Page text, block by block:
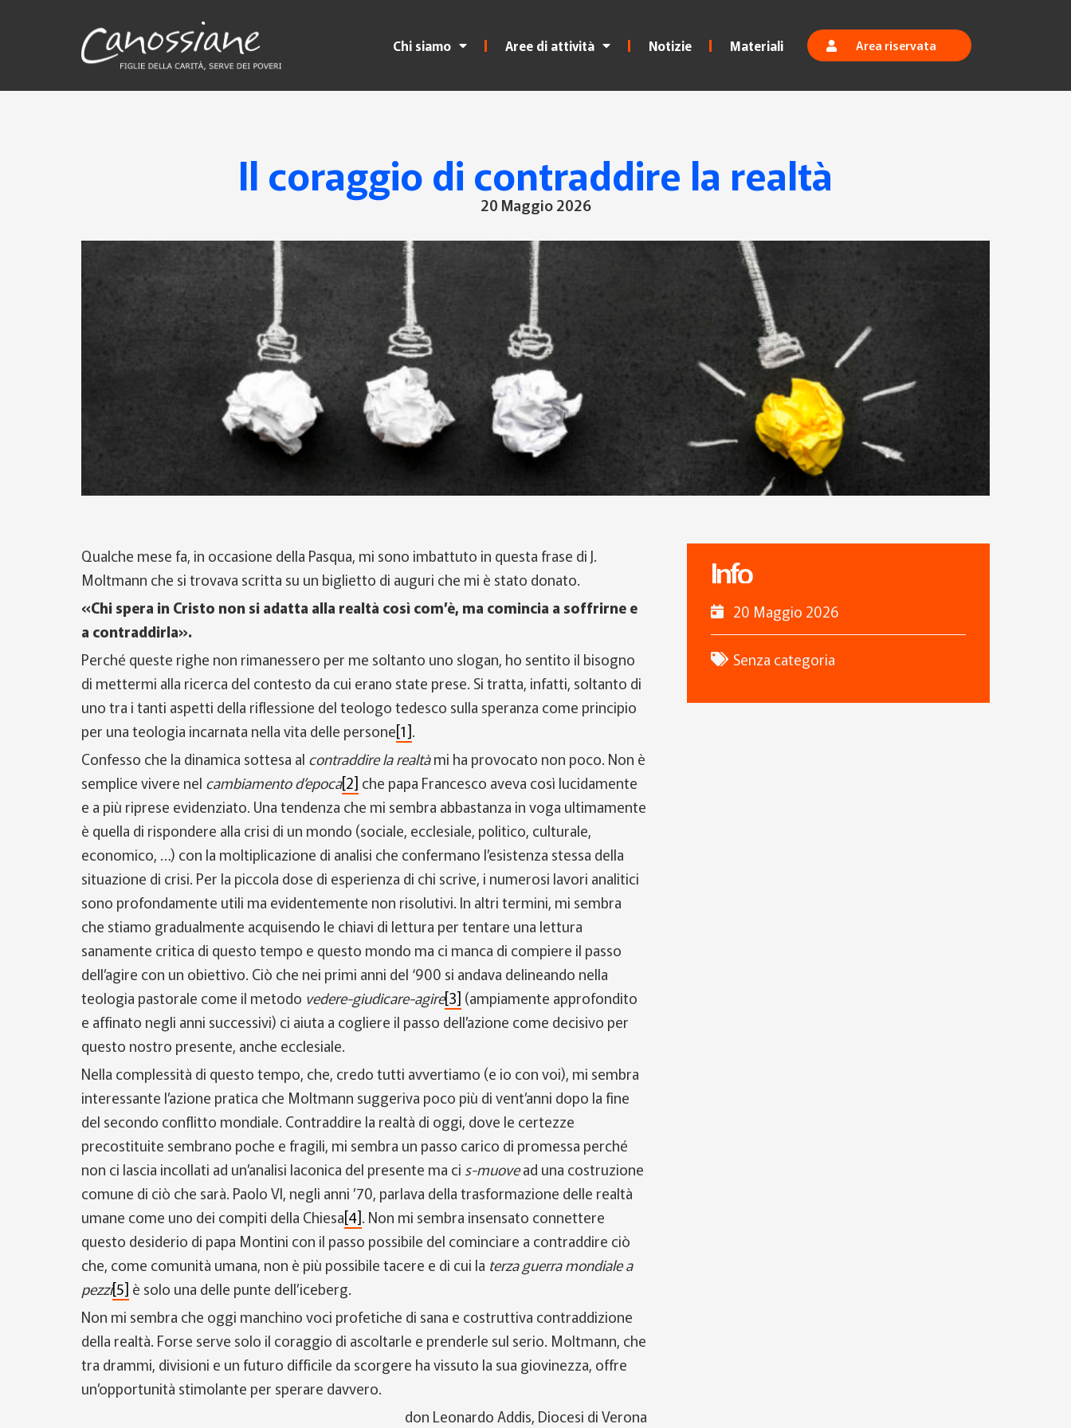
Chi siamo Aree di attività Notizie Materiali Area riservata
Il coraggio di contraddire la realtà
20 Maggio 2026
Qualche mese fa, in occasione della Pasqua, mi sono imbattuto in questa frase di J.
Moltmann che si trovava scritta su un biglietto di auguri che mi è stato donato.
«Chi spera in Cristo non si adatta alla realtà così com’è, ma comincia a soffrirne e
a contraddirla».
Perché queste righe non rimanessero per me soltanto uno slogan, ho sentito il bisogno
di mettermi alla ricerca del contesto da cui erano state prese. Si tratta, infatti, soltanto di
uno tra i tanti aspetti della riflessione del teologo tedesco sulla speranza come principio
per una teologia incarnata nella vita delle persone[1].
Confesso che la dinamica sottesa al contraddire la realtàmi ha provocato non poco. Non è
semplice vivere nel cambiamento d’epoca[2] che papa Francesco aveva così lucidamente
e a più riprese evidenziato. Una tendenza che mi sembra abbastanza in voga ultimamente
è quella di rispondere alla crisi di un mondo (sociale, ecclesiale, politico, culturale,
economico, …) con la moltiplicazione di analisi che confermano l’esistenza stessa della
situazione di crisi. Per la piccola dose di esperienza di chi scrive, i numerosi lavori analitici
sono profondamente utili ma evidentemente non risolutivi. In altri termini, mi sembra
che stiamo gradualmente acquisendo le chiavi di lettura per tentare una lettura
sanamente critica di questo tempo e questo mondo ma ci manca di compiere il passo
dell’agire con un obiettivo. Ciò che nei primi anni del ‘900 si andava delineando nella
teologia pastorale come il metodo vedere-giudicare-agire[3] (ampiamente approfondito
e affinato negli anni successivi) ci aiuta a cogliere il passo dell’azione come decisivo per
questo nostro presente, anche ecclesiale.
Nella complessità di questo tempo, che, credo tutti avvertiamo (e io con voi), mi sembra
interessante l’azione pratica che Moltmann suggeriva poco più di vent’anni dopo la fine
del secondo conflitto mondiale. Contraddire la realtà di oggi, dove le certezze
precostituite sembrano poche e fragili, mi sembra un passo carico di promessa perché
non ci lascia incollati ad un’analisi laconica del presente ma ci s-muovead una costruzione
comune di ciò che sarà. Paolo VI, negli anni ’70, parlava della trasformazione delle realtà
umane come uno dei compiti della Chiesa[4]. Non mi sembra insensato connettere
questo desiderio di papa Montini con il passo possibile del cominciare a contraddire ciò
che, come comunità umana, non è più possibile tacere e di cui la terza guerra mondiale a
pezzi[5] è solo una delle punte dell’iceberg.
Non mi sembra che oggi manchino voci profetiche di sana e costruttiva contraddizione
della realtà. Forse serve solo il coraggio di ascoltarle e prenderle sul serio. Moltmann, che
tra drammi, divisioni e un futuro difficile da scorgere ha vissuto la sua giovinezza, offre
un’opportunità stimolante per sperare davvero.
don Leonardo Addis, Diocesi di Verona
Info
20 Maggio 2026
Senza categoria